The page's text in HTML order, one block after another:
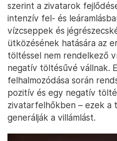
szerint a zivatarok
intenzív fel- és
vízcseppek és
ütközésének hatására az
töltéssel nem rendelkező
negatív töltésűvé vállnak.
felhalmozódása során
pozitív és egy negatív
zivatarfelhőkben – ezek a
generálják a villámlást.